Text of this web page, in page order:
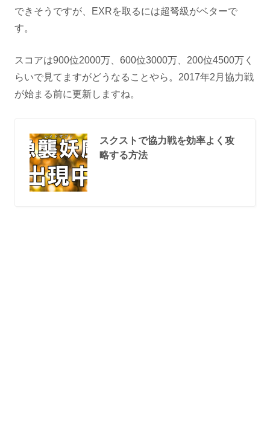
できそうですが、EXRを取るには超弩級がベターで
す。
スコアは900位2000万、600位3000万、200位4500万く
らいで見てますがどうなることやら。2017年2月協力戦
が始まる前に更新しますね。
スクストで協力戦を効率よく攻
略する方法